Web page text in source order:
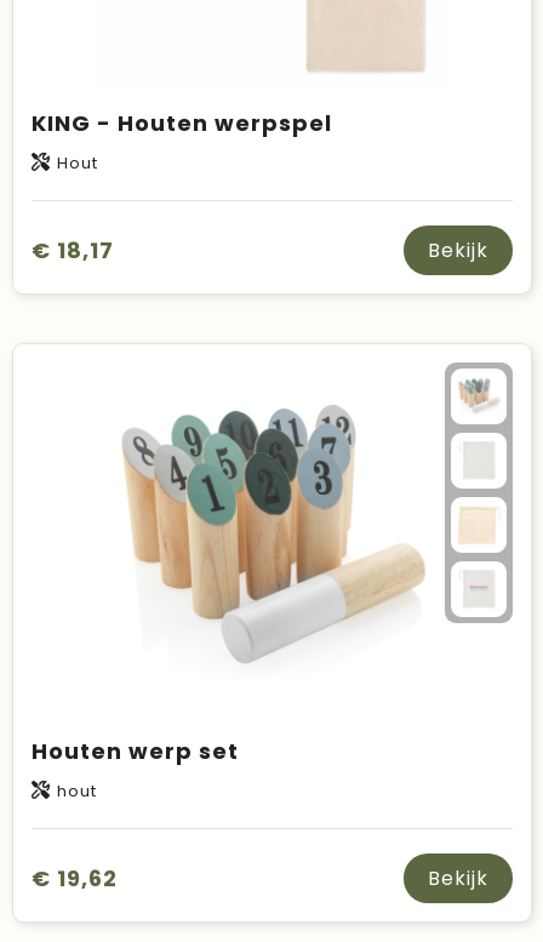
KING - Houten werpspel
Hout
€ 18,17 Bekijk
Houten werp set
hout
€ 19,62 Bekijk